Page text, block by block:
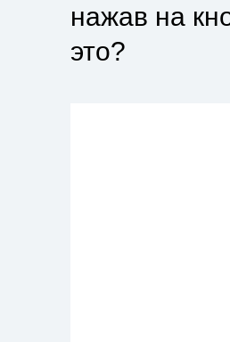
нажав на
это?